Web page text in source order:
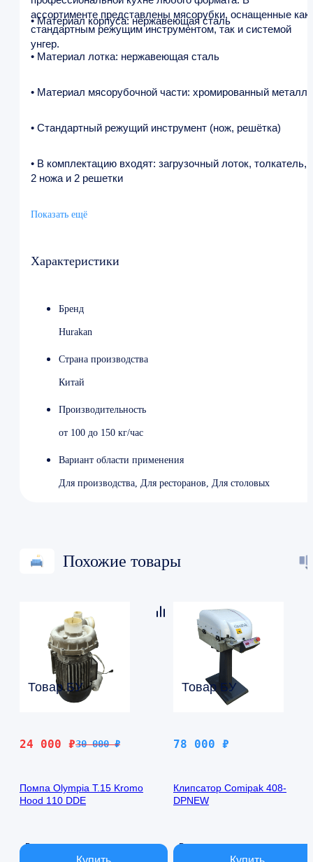
ассортименте представлены мясорубки, оснащенные как
стандартным режущим инструментом, так и системой
унгер.
• Материал корпуса: нержавеющая сталь
• Материал лотка: нержавеющая сталь
• Материал мясорубочной части: хромированный металл
• Стандартный режущий инструмент (нож, решётка)
• В комплектацию входят: загрузочный лоток, толкатель,
2 ножа и 2 решетки
Показать ещё
Характеристики
Бренд
Hurakan
Страна производства
Китай
Производительность
от 100 до 150 кг/час
Вариант области применения
Для производства, Для ресторанов, Для столовых
Похожие товары
Товар БУ
30 000₽
Первоначальная
30
24 000 ₽
Текущая
000 ₽.
Помпа Olympia T.15 Kromo
Hood 110 DDE
В наличии
Товар БУ
78 000 ₽
Клипсатор Comipak 408-
DPNEW
В наличии